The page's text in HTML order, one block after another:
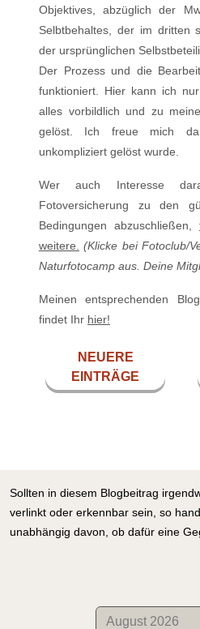
Objektives, abzüglich der
Selbtbehaltes, der im dritten
der ursprünglichen
Der Prozess und die
funktioniert. Hier kann ich
alles vorbildlich und zu
gelöst. Ich freue mich
unkompliziert gelöst wurde.
Wer auch Interesse
Fotoversicherung zu den
Bedingungen abzuschließen,
weitere.
(Klicke bei Fotoclub/
Naturfotocamp aus. Deine
Meinen entsprechenden
findet Ihr hier!
NEUERE
EINTRÄGE
Sollten in diesem Blogbeitrag
verlinkt oder erkennbar sein, so
unabhängig davon, ob dafür eine